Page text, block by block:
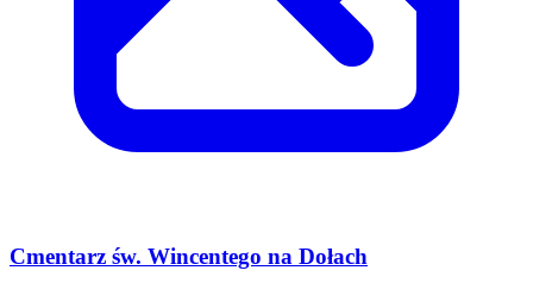
Cmentarz św. Wincentego na Dołach